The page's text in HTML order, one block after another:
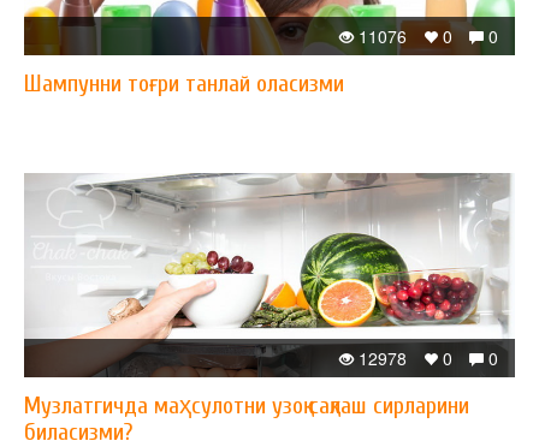
0
0
11076
Шампунни тоғри танлай оласизми
0
0
12978
Музлатгичда маҳсулотни узоқ сақлаш сирларини
биласизми?